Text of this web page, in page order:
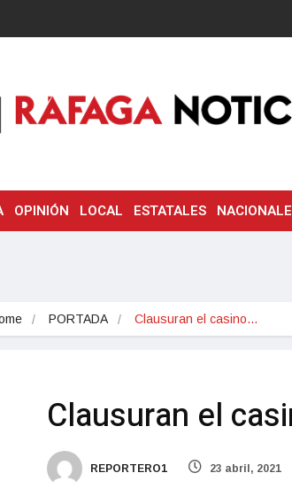
OPINIÓN LOCAL ESTATALES
PORTADA Clausuran el casino…
Clausuran el
REPORTERO1 23 abril, 2021